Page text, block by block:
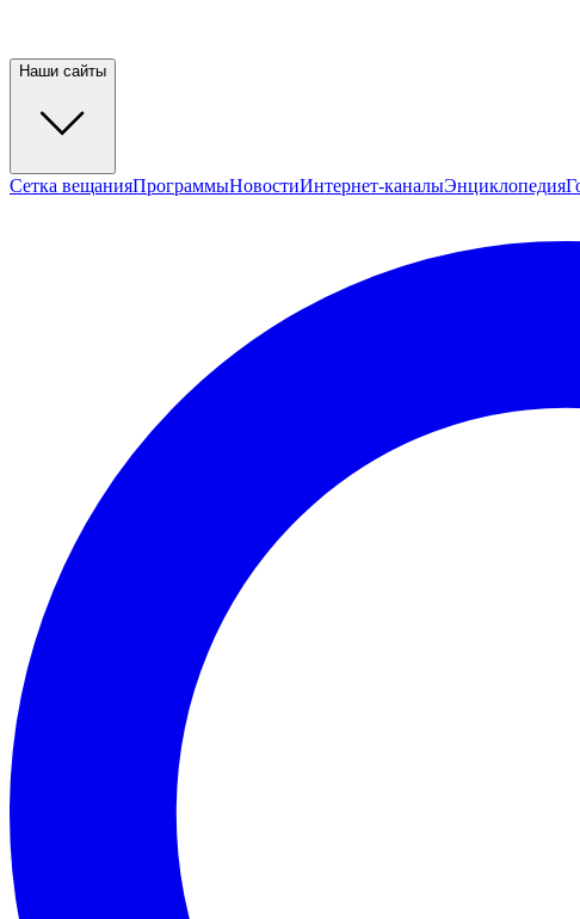
Наши сайты
Сетка вещанияПрограммыНовостиИнтернет-каналыЭнциклопедия